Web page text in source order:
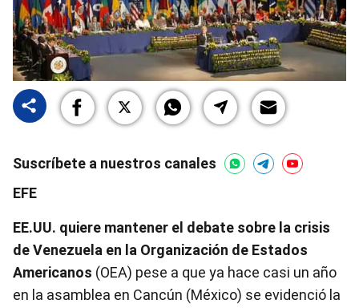
Suscríbete a nuestros canales
EFE
EE.UU. quiere mantener el debate sobre la crisis
deVenezuela en la Organización de Estados
Americanos (OEA) pese a que ya hace casi un año
en la asamblea en Cancún (México) se evidenció la